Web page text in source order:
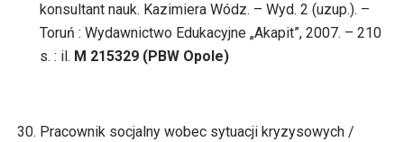
konsultant nauk. Kazimiera Wódz. – Wyd. 2 (uzup.). –
Toruń : Wydawnictwo Edukacyjne „Akapit”, 2007. – 210
s. : il. M 215329 (PBW Opole)
Pracownik socjalny wobec sytuacji kryzysowych /